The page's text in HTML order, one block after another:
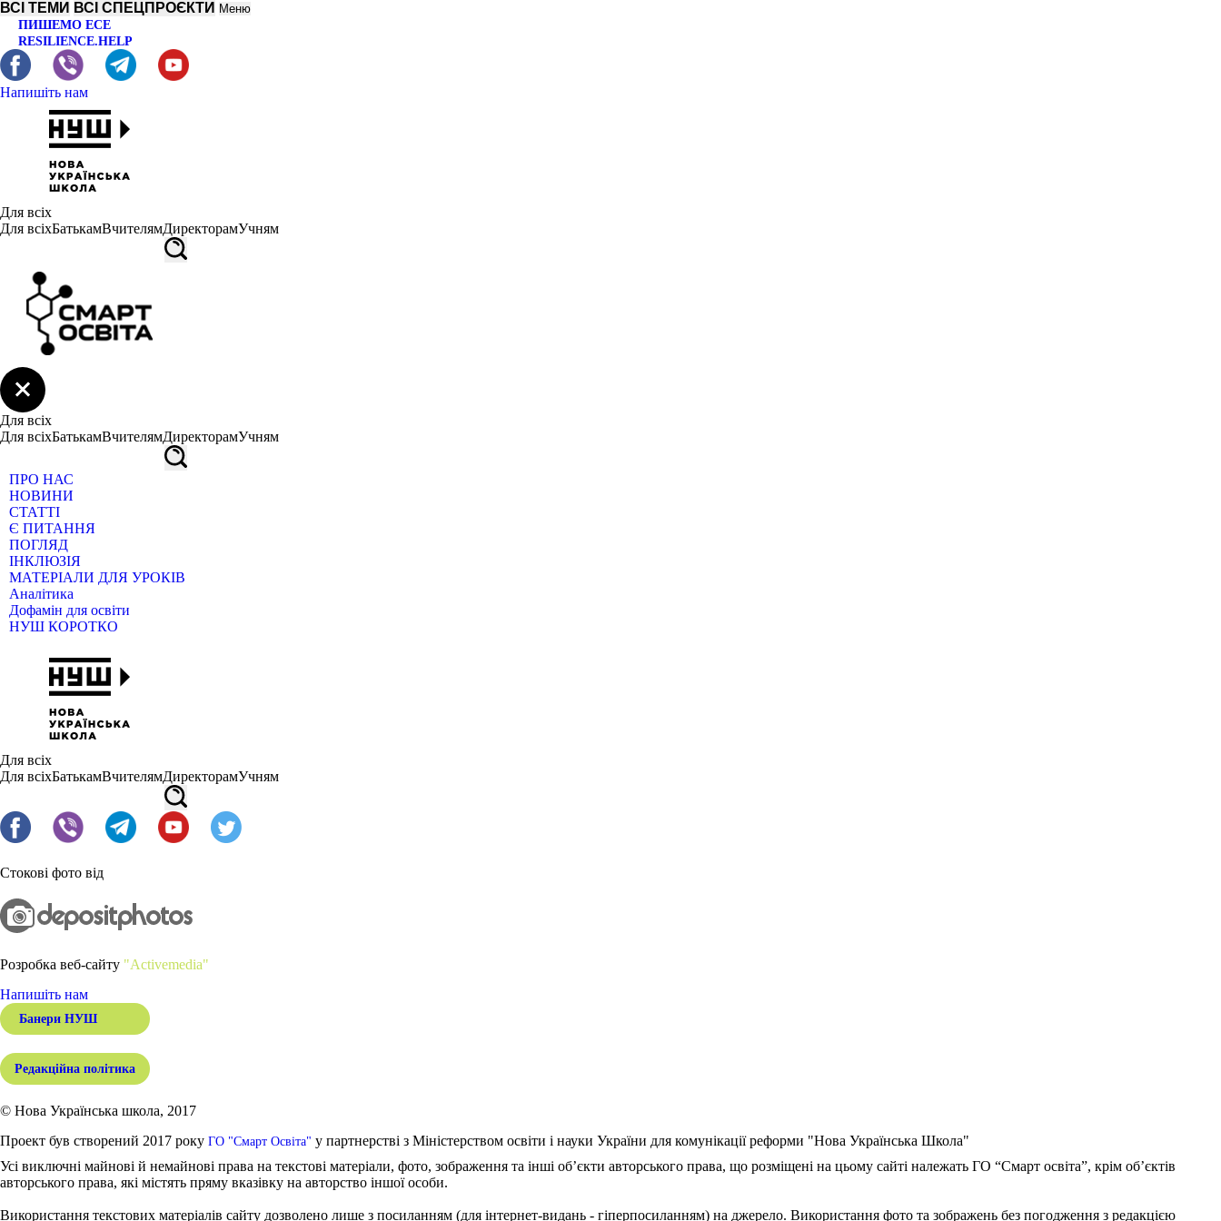
ВСІ ТЕМИ ВСІ СПЕЦПРОЄКТИ Меню
ПИШЕМО ЕСЕ
RESILIENCE.HELP
Напишіть нам
Для всіх
Для всіхБатькамВчителямДиректорамУчням
Для всіх
Для всіхБатькамВчителямДиректорамУчням
ПРО НАС
НОВИНИ
СТАТТІ
Є ПИТАННЯ
ПОГЛЯД
ІНКЛЮЗІЯ
МАТЕРІАЛИ ДЛЯ УРОКІВ
Аналітика
Дофамін для освіти
НУШ КОРОТКО
Для всіх
Для всіхБатькамВчителямДиректорамУчням
Стокові фото від
Розробка веб-сайту "Activemedia"
Напишіть нам
Банери НУШ
Редакційна політика
© Нова Українська школа, 2017
Проект був створений 2017 року ГО "Смарт Освіта" у партнерстві з Міністерством освіти і науки України для комунікації реформи "Нова Українська Школа"
Усі виключні майнові й немайнові права на текстові матеріали, фото, зображення та інші об’єкти авторського права, що розміщені на цьому сайті належать ГО “Смарт освіта”, крім об’єктів
авторського права, які містять пряму вказівку на авторство іншої особи.
Використання текстових матеріалів сайту дозволено лише з посиланням (для інтернет-видань - гіперпосиланням) на джерело. Використання фото та зображень без погодження з редакцією